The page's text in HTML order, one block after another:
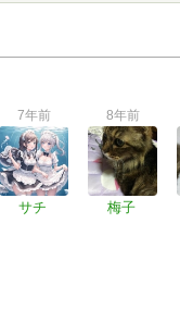
7年前
サチ
8年前
梅子